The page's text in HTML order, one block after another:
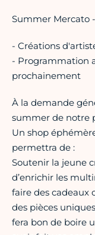
Summer Mercato
- Créations
- Programmation
prochainement
À la demande
summer de notre
Un shop
permettra de :
Soutenir la jeune
d’enrichir les
faire des cadeaux
des pièces
fera bon de boire